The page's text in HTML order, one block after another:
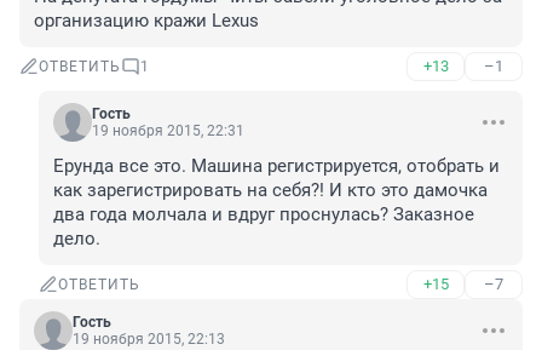
организацию кражи Lexus
ОТВЕТИТЬ 1 +13 –1
Гость
19 ноября 2015, 22:31
Ерунда все это. Машина регистрируется, отобрать и
как зарегистрировать на себя?! И кто это дамочка
два года молчала и вдруг проснулась? Заказное
дело.
ОТВЕТИТЬ +15 –7
Гость
19 ноября 2015, 22:13